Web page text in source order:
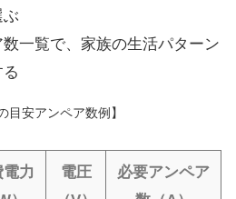
一覧で、家族の生活パターン
目安アンペア数例】
力
電圧
必要アンペア